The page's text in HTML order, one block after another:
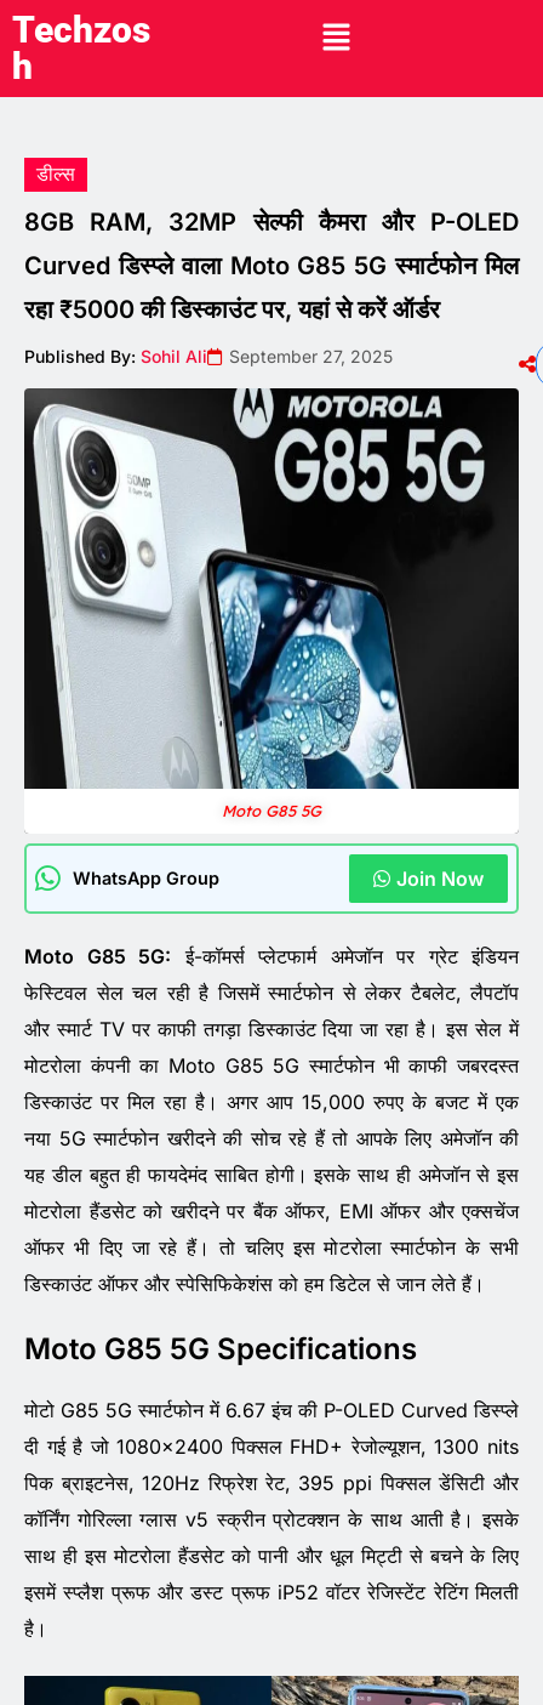
Techzos
h
डील्स
8GB RAM, 32MP सेल्फी कैमरा और P-OLED
Curved डिस्प्ले वाला Moto G85 5G स्मार्टफोन मिल
रहा ₹5000 की डिस्काउंट पर, यहां से करें ऑर्डर
Published By: Sohil Ali September 27, 2025
Moto G85 5G
WhatsApp Group Join Now
Moto G85 5G: ई-कॉमर्स प्लेटफार्म अमेजॉन पर ग्रेट इंडियन
फेस्टिवल सेल चल रही है जिसमें स्मार्टफोन से लेकर टैबलेट, लैपटॉप
और स्मार्ट TV पर काफी तगड़ा डिस्काउंट दिया जा रहा है। इस सेल में
मोटरोला कंपनी का Moto G85 5G स्मार्टफोन भी काफी जबरदस्त
डिस्काउंट पर मिल रहा है। अगर आप 15,000 रुपए के बजट में एक
नया 5G स्मार्टफोन खरीदने की सोच रहे हैं तो आपके लिए अमेजॉन की
यह डील बहुत ही फायदेमंद साबित होगी। इसके साथ ही अमेजॉन से इस
मोटरोला हैंडसेट को खरीदने पर बैंक ऑफर, EMI ऑफर और एक्सचेंज
ऑफर भी दिए जा रहे हैं। तो चलिए इस मोटरोला स्मार्टफोन के सभी
डिस्काउंट ऑफर और स्पेसिफिकेशंस को हम डिटेल से जान लेते हैं।
Moto G85 5G Specifications
मोटो G85 5G स्मार्टफोन में 6.67 इंच की P-OLED Curved डिस्प्ले
दी गई है जो 1080×2400 पिक्सल FHD+ रेजोल्यूशन, 1300 nits
पिक ब्राइटनेस, 120Hz रिफ्रेश रेट, 395 ppi पिक्सल डेंसिटी और
कॉर्निंग गोरिल्ला ग्लास v5 स्क्रीन प्रोटक्शन के साथ आती है। इसके
साथ ही इस मोटरोला हैंडसेट को पानी और धूल मिट्टी से बचने के लिए
इसमें स्प्लैश प्रूफ और डस्ट प्रूफ iP52 वॉटर रेजिस्टेंट रेटिंग मिलती
है।